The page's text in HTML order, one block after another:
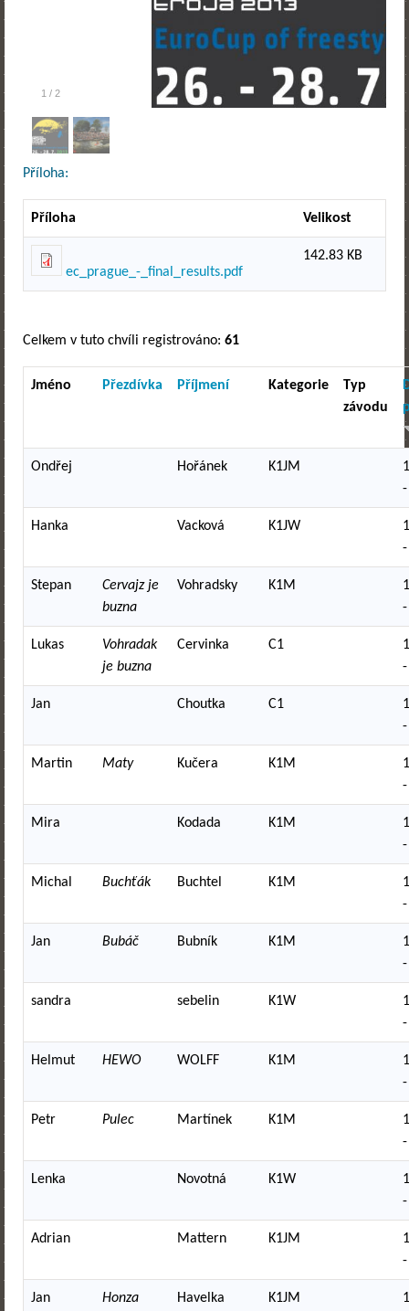
1 / 2
Příloha:
Příloha Velikost
ec_prague_-_final_results.pdf
142.83 KB
Celkem v tuto chvíli registrováno: 61
Jméno Přezdívka Příjmení Kategorie
Typ
závodu
Ondřej Hořánek K1JM
Hanka Vacková K1JW
Stepan
Cervajz je
buzna
Vohradsky K1M
Lukas
Vohradak
je buzna
Cervinka C1
Jan Choutka C1
Martin Maty Kučera K1M
Mira Kodada K1M
Michal Buchťák Buchtel K1M
Jan Bubáč Bubník K1M
sandra sebelin K1W
Helmut HEWO WOLFF K1M
Petr Pulec Martínek K1M
Lenka Novotná K1W
Adrian Mattern K1JM
Jan Honza Havelka K1JM